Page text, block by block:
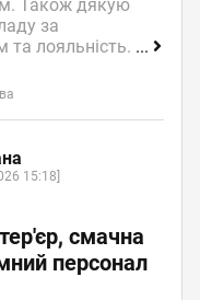
Також дякую
за
та лояльність. ...
15:18]
смачна
персонал